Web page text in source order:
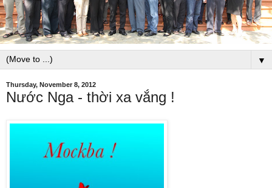
▼
Thursday, November 8, 2012
Nước Nga - thời xa vắng !